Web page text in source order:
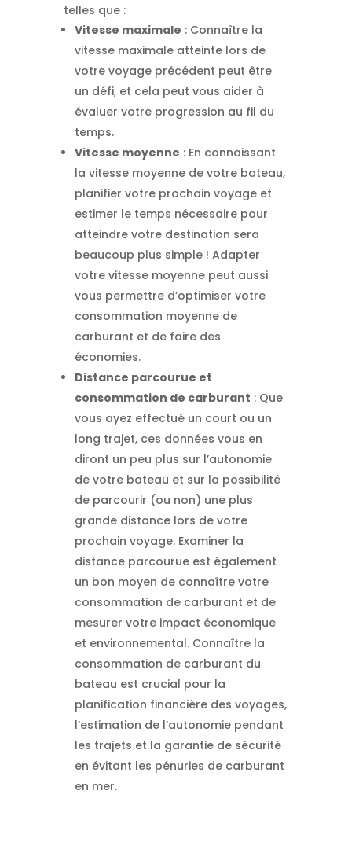
telles que :
Vitesse maximale : Connaître la
vitesse maximale atteinte lors de
votre voyage précédent peut être
un défi, et cela peut vous aider à
évaluer votre progression au fil du
temps.
Vitesse moyenne : En connaissant
la vitesse moyenne de votre bateau,
planifier votre prochain voyage et
estimer le temps nécessaire pour
atteindre votre destination sera
beaucoup plus simple ! Adapter
votre vitesse moyenne peut aussi
vous permettre d’optimiser votre
consommation moyenne de
carburant et de faire des
économies.
Distance parcourue et
consommation de carburant : Que
vous ayez effectué un court ou un
long trajet, ces données vous en
diront un peu plus sur l’autonomie
de votre bateau et sur la possibilité
de parcourir (ou non) une plus
grande distance lors de votre
prochain voyage. Examiner la
distance parcourue est également
un bon moyen de connaître votre
consommation de carburant et de
mesurer votre impact économique
et environnemental. Connaître la
consommation de carburant du
bateau est crucial pour la
planification financière des voyages,
l’estimation de l’autonomie pendant
les trajets et la garantie de sécurité
en évitant les pénuries de carburant
en mer.